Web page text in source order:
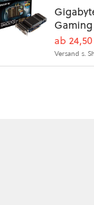
Gaming
ab
Versand s.